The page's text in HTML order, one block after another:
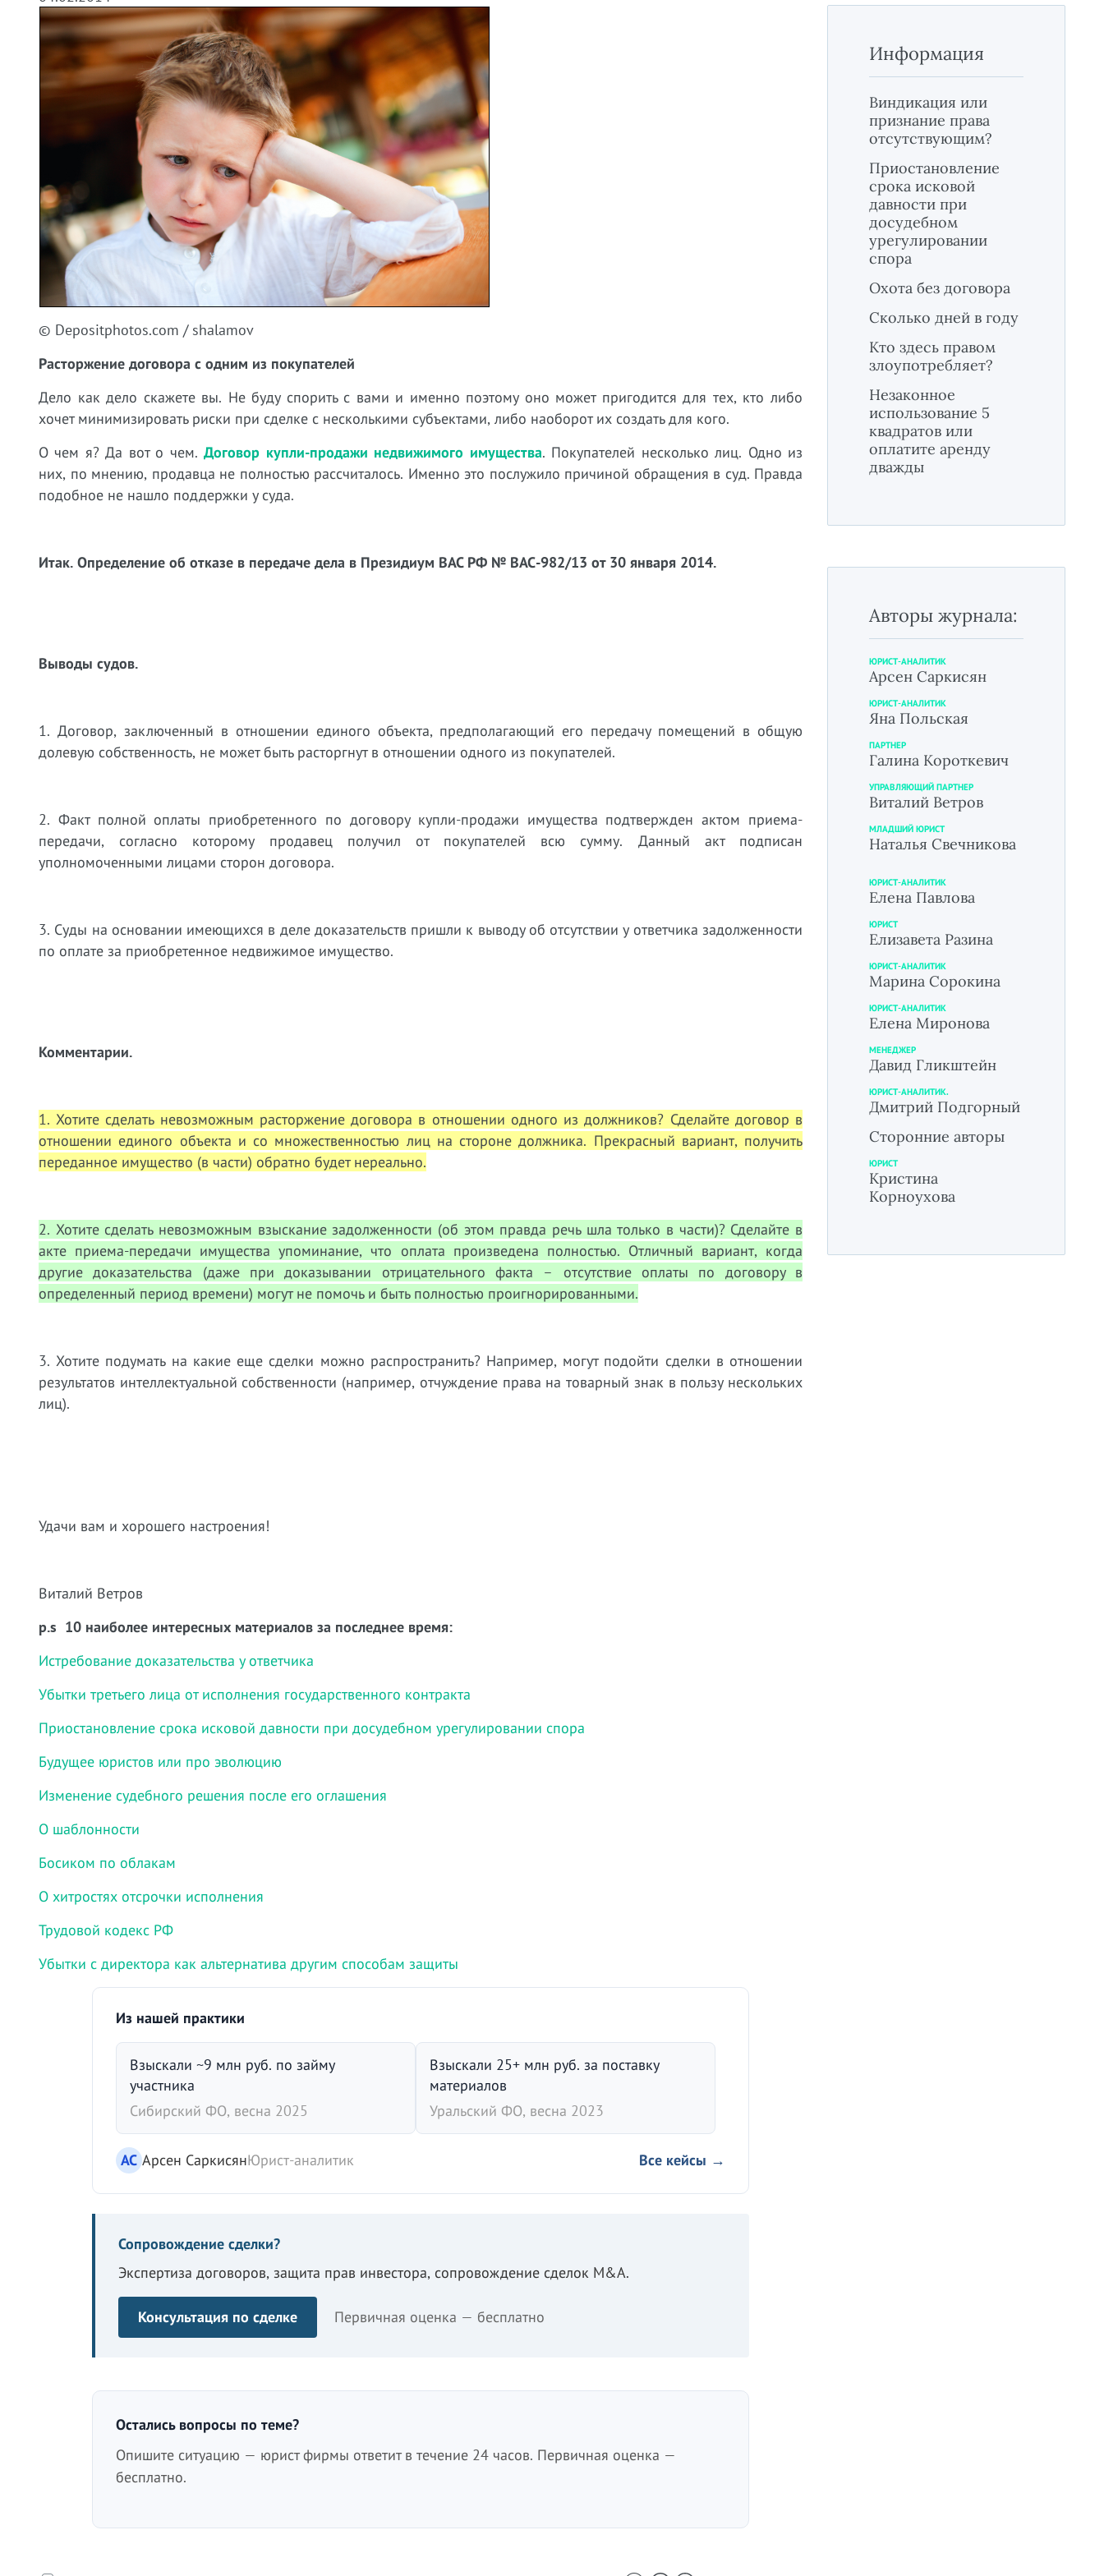
© Depositphotos.com / shalamov
Расторжение договора с одним из покупателей
Дело как дело скажете вы. Не буду спорить с вами и именно поэтому оно может пригодится для тех, кто либо
хочет минимизировать риски при сделке с несколькими субъектами, либо наоборот их создать для кого.
О чем я? Да вот о чем.Договор купли-продажи недвижимого имущества. Покупателей несколько лиц. Одно из
них, по мнению, продавца не полностью рассчиталось. Именно это послужило причиной обращения в суд. Правда
подобное не нашло поддержки у суда.
Итак. Определение об отказе в передаче дела в Президиум ВАС РФ № ВАС-982/13 от 30 января 2014.
Выводы судов.
1. Договор, заключенный в отношении единого объекта, предполагающий его передачу помещений в общую
долевую собственность, не может быть расторгнут в отношении одного из покупателей.
2. Факт полной оплаты приобретенного по договору купли-продажи имущества подтвержден актом приема-
передачи, согласно которому продавец получил от покупателей всю сумму. Данный акт подписан
уполномоченными лицами сторон договора.
3. Суды на основании имеющихся в деле доказательств пришли к выводу об отсутствии у ответчика задолженности
по оплате за приобретенное недвижимое имущество.
Комментарии.
1. Хотите сделать невозможным расторжение договора в отношении одного из должников? Сделайте договор в
отношении единого объекта и со множественностью лиц на стороне должника. Прекрасный вариант, получить
переданное имущество (в части) обратно будет нереально.
2. Хотите сделать невозможным взыскание задолженности (об этом правда речь шла только в части)? Сделайте в
акте приема-передачи имущества упоминание, что оплата произведена полностью. Отличный вариант, когда
другие доказательства (даже при доказывании отрицательного факта – отсутствие оплаты по договору в
определенный период времени) могут не помочь и быть полностью проигнорированными.
3. Хотите подумать на какие еще сделки можно распространить? Например, могут подойти сделки в отношении
результатов интеллектуальной собственности (например, отчуждение права на товарный знак в пользу нескольких
лиц).
Удачи вам и хорошего настроения!
Виталий Ветров
p.s 10 наиболее интересных материалов за последнее время:
Истребование доказательства у ответчика
Убытки третьего лица от исполнения государственного контракта
Приостановление срока исковой давности при досудебном урегулировании спора
Будущее юристов или про эволюцию
Изменение судебного решения после его оглашения
О шаблонности
Босиком по облакам
О хитростях отсрочки исполнения
Трудовой кодекс РФ
Убытки с директора как альтернатива другим способам защиты
Из нашей практики
Взыскали ~9 млн руб. по займу
участника
Сибирский ФО, весна 2025
Взыскали 25+ млн руб. за поставку
материалов
Уральский ФО, весна 2023
АС Арсен СаркисянЮрист-аналитик Все кейсы →
Сопровождение сделки?
Экспертиза договоров, защита прав инвестора, сопровождение сделок M&A.
Консультация по сделке Первичная оценка — бесплатно
Остались вопросы по теме?
Опишите ситуацию — юрист фирмы ответит в течение 24 часов. Первичная оценка —
бесплатно.
Информация
Виндикация или
признание права
отсутствующим?
Приостановление
срока исковой
давности при
досудебном
урегулировании
спора
Охота без договора
Сколько дней в году
Кто здесь правом
злоупотребляет?
Незаконное
использование 5
квадратов или
оплатите аренду
дважды
Авторы журнала:
ЮРИСТ-АНАЛИТИК
Арсен Саркисян
ЮРИСТ-АНАЛИТИК
Яна Польская
ПАРТНЕР
Галина Короткевич
УПРАВЛЯЮЩИЙ ПАРТНЕР
Виталий Ветров
МЛАДШИЙ ЮРИСТ
Наталья Свечникова
ЮРИСТ-АНАЛИТИК
Елена Павлова
ЮРИСТ
Елизавета Разина
ЮРИСТ-АНАЛИТИК
Марина Сорокина
ЮРИСТ-АНАЛИТИК
Елена Миронова
МЕНЕДЖЕР
Давид Гликштейн
ЮРИСТ-АНАЛИТИК.
Дмитрий Подгорный
Сторонние авторы
ЮРИСТ
Кристина
Корноухова